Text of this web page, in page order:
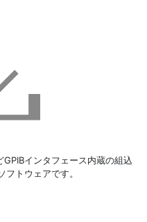
インタフェース内蔵の組込
トウェアです。